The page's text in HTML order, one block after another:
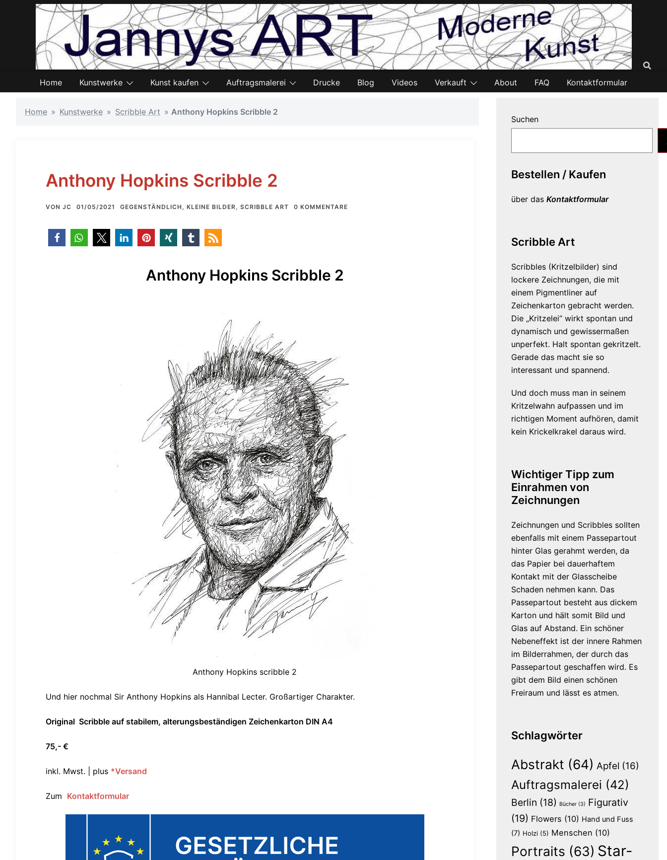
Home Kunstwerke Kunst kaufen Auftragsmalerei Drucke Blog Videos Verkauft About FAQ Kontaktformular
Home » Kunstwerke » Scribble Art » Anthony Hopkins Scribble 2
Anthony Hopkins Scribble 2
VON JC 01/05/2021 GEGENSTÄNDLICH , KLEINE BILDER, SCRIBBLE ART 0 KOMMENTARE
Anthony Hopkins Scribble 2
Anthony Hopkins scribble 2
Und hier nochmal Sir Anthony Hopkins als Hannibal Lecter. Großartiger Charakter.
Original Scribble auf stabilem, alterungsbeständigen Zeichenkarton DIN A4
75,- €
inkl. Mwst. | plus *Versand
Zum Kontaktformular
Suchen
Bestellen / Kaufen
über das Kontaktformular
Scribble Art
Scribbles (Kritzelbilder) sind
lockere Zeichnungen, die mit
einem Pigmentliner auf
Zeichenkarton gebracht werden.
Die „Kritzelei“ wirkt spontan und
dynamisch und gewissermaßen
unperfekt. Halt spontan gekritzelt.
Gerade das macht sie so
interessant und spannend.
Und doch muss man in seinem
Kritzelwahn aufpassen und im
richtigen Moment aufhören, damit
kein Krickelkrakel daraus wird.
Wichtiger Tipp zum
Einrahmen von
Zeichnungen
Zeichnungen und Scribbles sollten
ebenfalls mit einem Passepartout
hinter Glas gerahmt werden, da
das Papier bei dauerhaftem
Kontakt mit der Glasscheibe
Schaden nehmen kann. Das
Passepartout besteht aus dickem
Karton und hält somit Bild und
Glas auf Abstand. Ein schöner
Nebeneffekt ist der innere Rahmen
im Bilderrahmen, der durch das
Passepartout geschaffen wird. Es
gibt dem Bild einen schönen
Freiraum und lässt es atmen.
Schlagwörter
Abstrakt (64) Apfel (16)
Auftragsmalerei (42)
Berlin (18) Bücher(3) Figurativ
(19) Flowers (10) Hand und Fuss
(7) Holzi(5) Menschen (10)
Portraits (63) Star-